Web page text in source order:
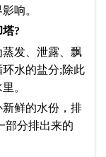
响。
?
发、泄露、飘
水的盐分;除此
。
鲜的水份，排
部分排出来的